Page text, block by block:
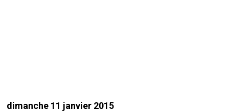
dimanche 11 janvier 2015